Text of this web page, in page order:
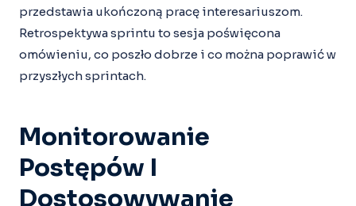
przedstawia ukończoną pracę interesariuszom.
Retrospektywa sprintu to sesja poświęcona
omówieniu, co poszło dobrze i co można poprawić w
przyszłych sprintach.
Monitorowanie
Postępów I
Dostosowywanie